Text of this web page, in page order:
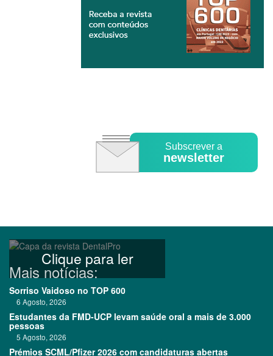
Subscrever a
newsletter
Clique para ler
Mais notícias:
Sorriso Vaidoso no TOP 600
6 Agosto, 2026
Estudantes da FMD-UCP levam saúde oral a mais de 3.000
pessoas
5 Agosto, 2026
Prémios SCML/Pfizer 2026 com candidaturas abertas